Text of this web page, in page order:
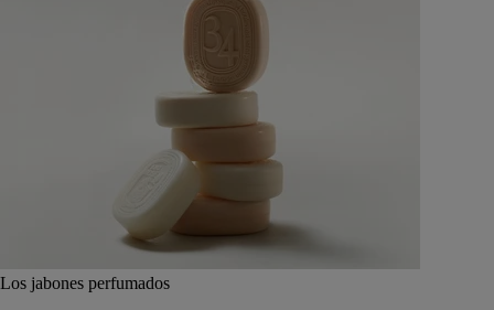
Los jabones perfumados